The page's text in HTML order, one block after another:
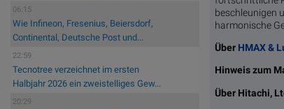
06:15
Wie Infineon, Fresenius, Beiersdorf,
Continental, Deutsche Post und...
22:59
Tecnotree verzeichnet im ersten
Halbjahr 2026 ein zweistelliges Gew...
20:29
beschleunigen
harmonische
Über HMAX &
Hinweis zum
Über Hitachi,